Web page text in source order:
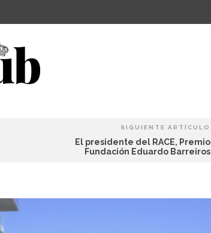
SIGUIENTE ARTÍCULO
El presidente del RACE, Premio
Fundación Eduardo Barreiros